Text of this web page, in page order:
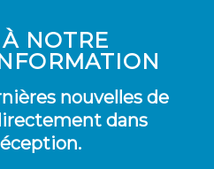
NOTRE
nouvelles de
dans